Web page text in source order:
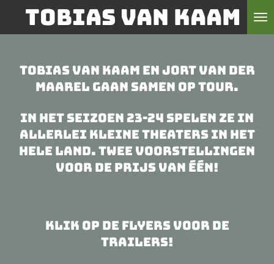
hoofdinhoud
Tobias van kaam
Tobias van Kaam en Jort van der
Maarel gaan samen op tour.
In het seizoen 23-24 spelen ze in
allerlei kleine theaters in het
hele land. Twee voorstellingen
voor de prijs van één!
Klik op de flyers voor de
trailers!